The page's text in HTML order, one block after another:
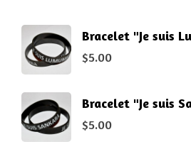
Bracelet "Je suis
$5.00
Bracelet "Je suis
$5.00